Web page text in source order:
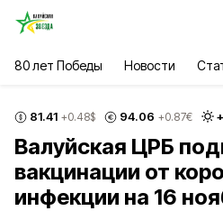
80 лет Победы Новости
81.41 +0.48$ 94.06 +0.87€ +
Валуйская ЦРБ
вакцинации от
инфекции на 16